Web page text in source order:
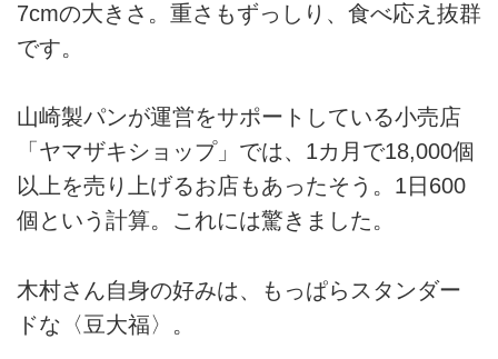
7cmの大きさ。重さもずっしり、食べ応え抜群
です。
山崎製パンが運営をサポートしている小売店
「ヤマザキショップ」では、1カ月で18,000個
以上を売り上げるお店もあったそう。1日600
個という計算。これには驚きました。
木村さん自身の好みは、もっぱらスタンダー
ドな〈豆大福〉。